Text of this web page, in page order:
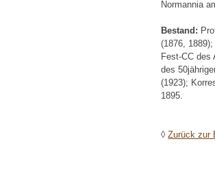
Normannia
Bestand:
(1876,
Fest-CC des
des
(1923);
1895.
◊Zurück zur